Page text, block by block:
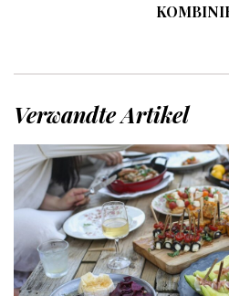
Verwandte Artikel